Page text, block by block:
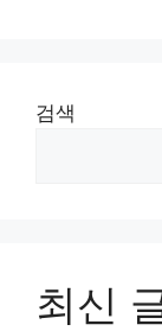
검색
최신